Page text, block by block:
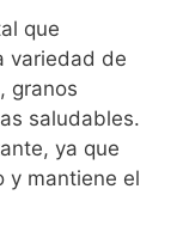
que
variedad de
granos
saludables.
ya que
y mantiene el